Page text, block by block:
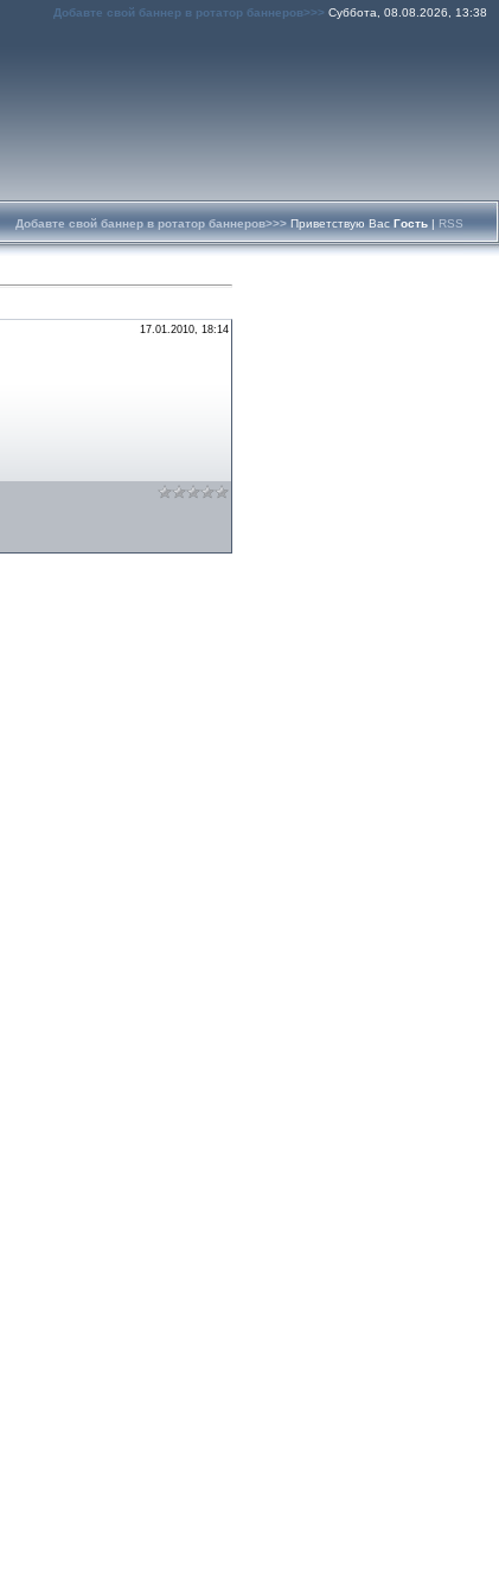
Добавте свой баннер в ротатор баннеров>>> Суббота, 08.08.2026, 13:38
Добавте свой баннер в ротатор баннеров>>> Приветствую Вас Гость | RSS
17.01.2010, 18:14